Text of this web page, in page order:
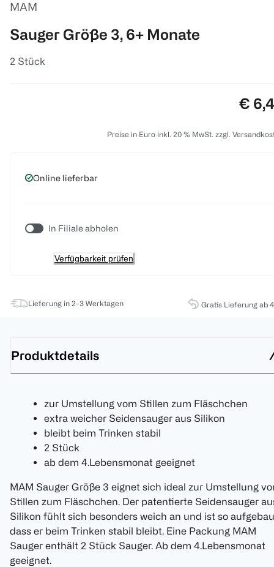
MAM
Sauger Größe 3, 6+ Monate
2 Stück
€
Preise in Euro inkl. 20 % MwSt. zzgl.
Online lieferbar
In Filiale abholen
Verfügbarkeit prüfen
Lieferung in 2-3 Werktagen Gratis Lieferung ab
Produktdetails
zur Umstellung vom Stillen zum Fläschchen
extra weicher Seidensauger aus Silikon
bleibt beim Trinken stabil
2 Stück
ab dem 4.Lebensmonat geeignet
MAM Sauger Größe 3 eignet sich ideal zur Umstellung
Stillen zum Fläschchen. Der patentierte Seidensauger
Silikon fühlt sich besonders weich an und ist so
dass er beim Trinken stabil bleibt. Eine Packung MAM
Sauger enthält 2 Stück Sauger. Ab dem 4.Lebensmonat
geeignet.